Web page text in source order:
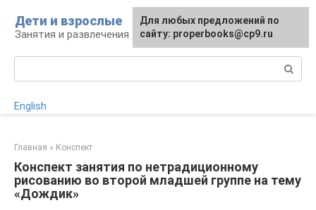
контенту
Дети и взрослые
Занятия и развлечения для дошкольников
English
Главная » Конспект
Конспект занятия по нетрадиционному
рисованию во второй младшей группе на тему
«Дождик»
Для любых предложений по
сайту: properbooks@cp9.ru